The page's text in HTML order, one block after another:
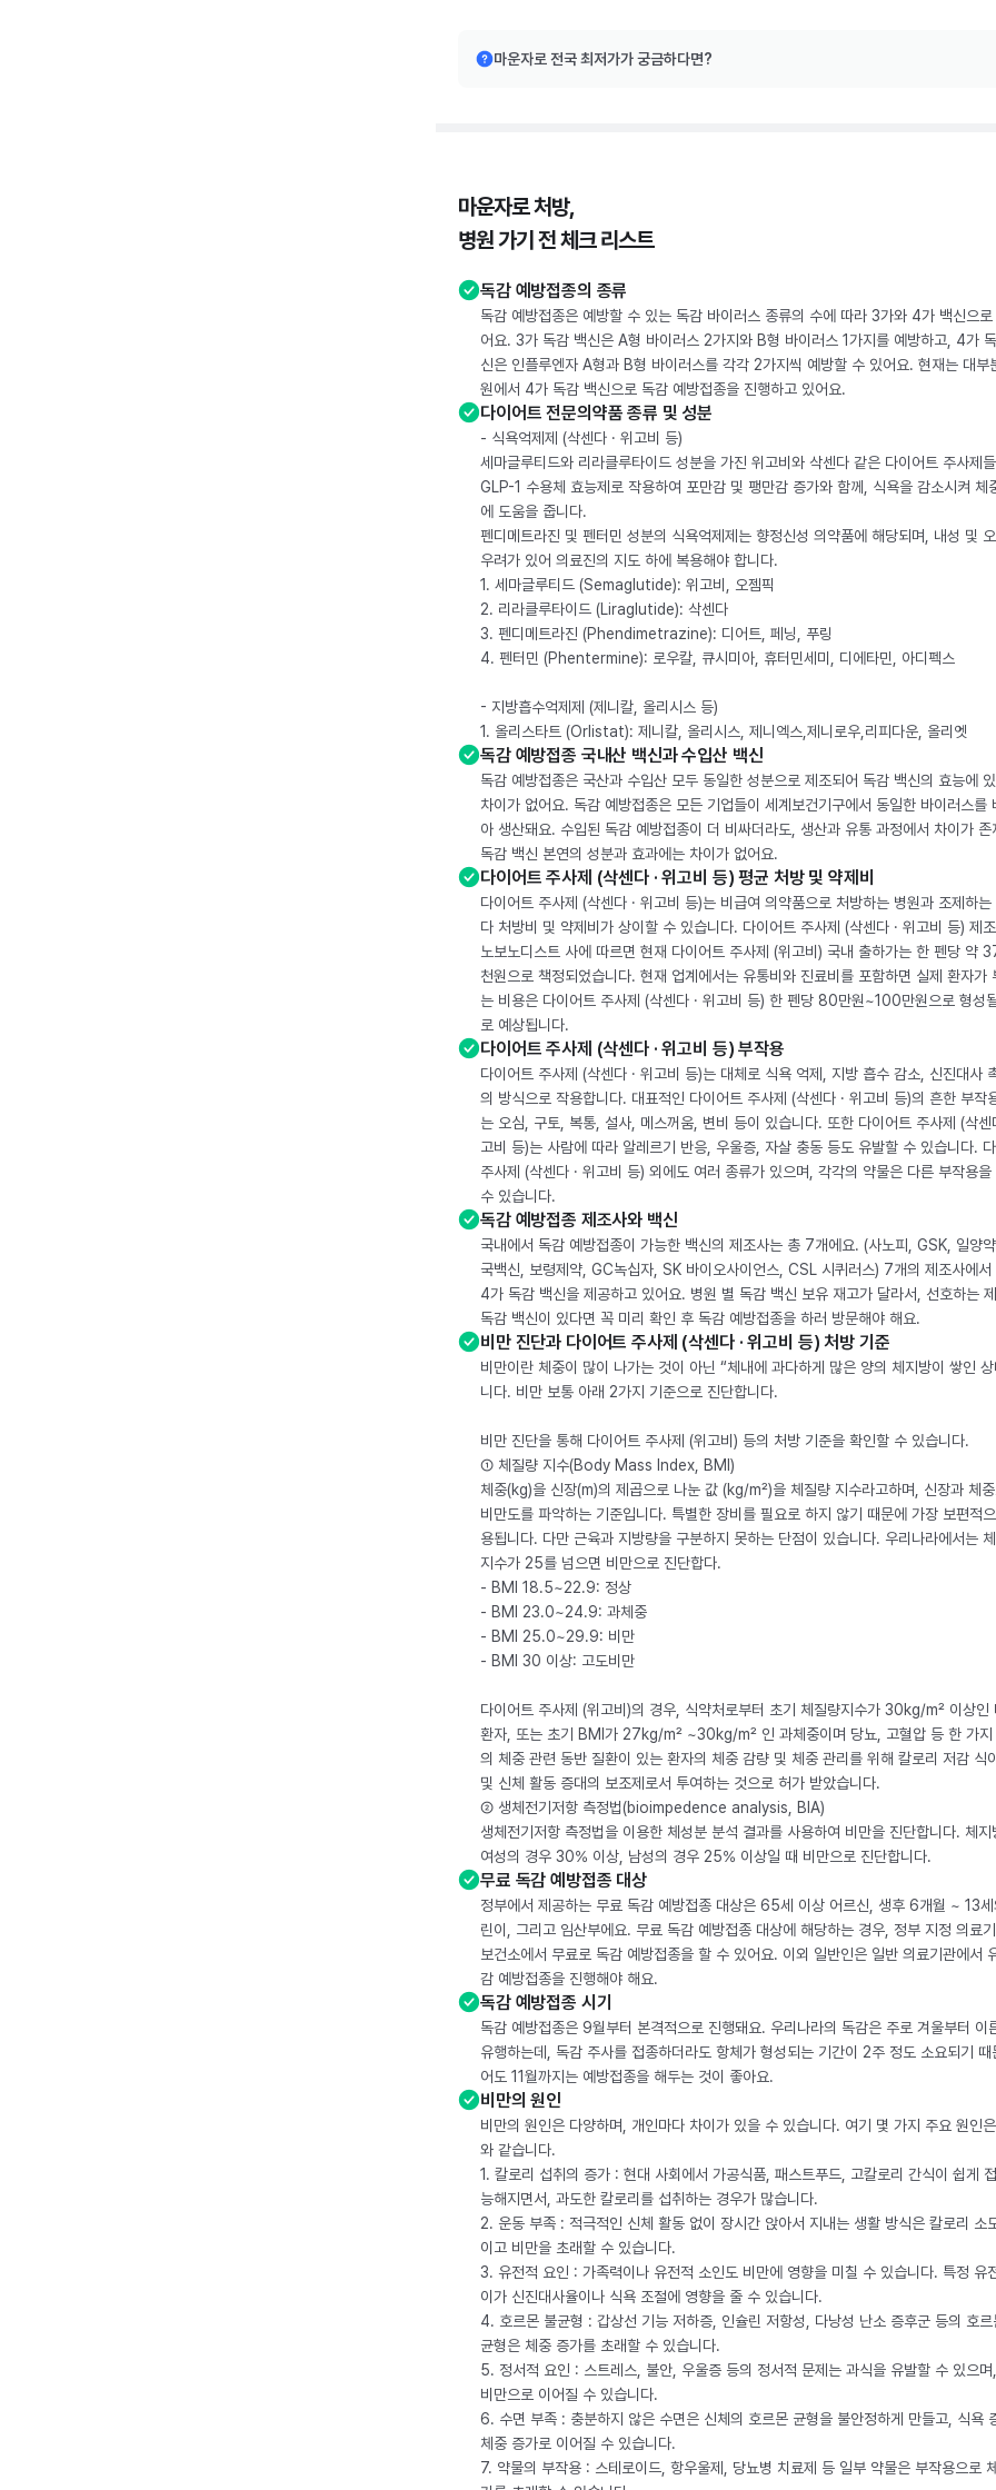
마운자로 전국 최저가가 궁금하다면?
마운자로 처방,
병원 가기 전 체크 리스트
독감 예방접종의 종류
독감 예방접종은 예방할 수 있는 독감 바이러스 종류의 수에 따라 3가와 4가 백신으로
어요. 3가 독감 백신은 A형 바이러스 2가지와 B형 바이러스 1가지를 예방하고, 4가
신은 인플루엔자 A형과 B형 바이러스를 각각 2가지씩 예방할 수 있어요. 현재는 대부
원에서 4가 독감 백신으로 독감 예방접종을 진행하고 있어요.
다이어트 전문의약품 종류 및 성분
- 식욕억제제 (삭센다 · 위고비 등)
세마글루티드와 리라클루타이드 성분을 가진 위고비와 삭센다 같은 다이어트 주사제
GLP-1 수용체 효능제로 작용하여 포만감 및 팽만감 증가와 함께, 식욕을 감소시켜 체
에 도움을 줍니다.
펜디메트라진 및 펜터민 성분의 식욕억제제는 향정신성 의약품에 해당되며, 내성 및
우려가 있어 의료진의 지도 하에 복용해야 합니다.
1. 세마글루티드 (Semaglutide): 위고비, 오젬픽
2. 리라클루타이드 (Liraglutide): 삭센다
3. 펜디메트라진 (Phendimetrazine): 디어트, 페닝, 푸링
4. 펜터민 (Phentermine): 로우칼, 큐시미아, 휴터민세미, 디에타민, 아디펙스
- 지방흡수억제제 (제니칼, 올리시스 등)
1. 올리스타트 (Orlistat): 제니칼, 올리시스, 제니엑스,제니로우,리피다운, 올리엣
독감 예방접종 국내산 백신과 수입산 백신
독감 예방접종은 국산과 수입산 모두 동일한 성분으로 제조되어 독감 백신의 효능에
차이가 없어요. 독감 예방접종은 모든 기업들이 세계보건기구에서 동일한 바이러스를
아 생산돼요. 수입된 독감 예방접종이 더 비싸더라도, 생산과 유통 과정에서 차이가 존
독감 백신 본연의 성분과 효과에는 차이가 없어요.
다이어트 주사제 (삭센다 · 위고비 등) 평균 처방 및 약제비
다이어트 주사제 (삭센다 · 위고비 등)는 비급여 의약품으로 처방하는 병원과 조제하는
다 처방비 및 약제비가 상이할 수 있습니다. 다이어트 주사제 (삭센다 · 위고비 등) 제
노보노디스트 사에 따르면 현재 다이어트 주사제 (위고비) 국내 출하가는 한 펜당 약
천원으로 책정되었습니다. 현재 업계에서는 유통비와 진료비를 포함하면 실제 환자가
는 비용은 다이어트 주사제 (삭센다 · 위고비 등) 한 펜당 80만원~100만원으로 형성
로 예상됩니다.
다이어트 주사제 (삭센다 · 위고비 등) 부작용
다이어트 주사제 (삭센다 · 위고비 등)는 대체로 식욕 억제, 지방 흡수 감소, 신진대사
의 방식으로 작용합니다. 대표적인 다이어트 주사제 (삭센다 · 위고비 등)의 흔한 부작
는 오심, 구토, 복통, 설사, 메스꺼움, 변비 등이 있습니다. 또한 다이어트 주사제 (삭센
고비 등)는 사람에 따라 알레르기 반응, 우울증, 자살 충동 등도 유발할 수 있습니다.
주사제 (삭센다 · 위고비 등) 외에도 여러 종류가 있으며, 각각의 약물은 다른 부작용을
수 있습니다.
독감 예방접종 제조사와 백신
국내에서 독감 예방접종이 가능한 백신의 제조사는 총 7개에요. (사노피, GSK, 일양
국백신, 보령제약, GC녹십자, SK 바이오사이언스, CSL 시퀴러스) 7개의 제조사에서
4가 독감 백신을 제공하고 있어요. 병원 별 독감 백신 보유 재고가 달라서, 선호하는
독감 백신이 있다면 꼭 미리 확인 후 독감 예방접종을 하러 방문해야 해요.
비만 진단과 다이어트 주사제 (삭센다 · 위고비 등) 처방 기준
비만이란 체중이 많이 나가는 것이 아닌 “체내에 과다하게 많은 양의 체지방이 쌓인
니다. 비만 보통 아래 2가지 기준으로 진단합니다.
비만 진단을 통해 다이어트 주사제 (위고비) 등의 처방 기준을 확인할 수 있습니다.
① 체질량 지수(Body Mass Index, BMI)
체중(kg)을 신장(m)의 제곱으로 나눈 값 (kg/m²)을 체질량 지수라고하며, 신장과 체
비만도를 파악하는 기준입니다. 특별한 장비를 필요로 하지 않기 때문에 가장 보편적
용됩니다. 다만 근육과 지방량을 구분하지 못하는 단점이 있습니다. 우리나라에서는
지수가 25를 넘으면 비만으로 진단합다.
- BMI 18.5~22.9: 정상
- BMI 23.0~24.9: 과체중
- BMI 25.0~29.9: 비만
- BMI 30 이상: 고도비만
다이어트 주사제 (위고비)의 경우, 식약처로부터 초기 체질량지수가 30kg/m² 이상인
환자, 또는 초기 BMI가 27kg/m² ~30kg/m² 인 과체중이며 당뇨, 고혈압 등 한 가지
의 체중 관련 동반 질환이 있는 환자의 체중 감량 및 체중 관리를 위해 칼로리 저감 식
및 신체 활동 증대의 보조제로서 투여하는 것으로 허가 받았습니다.
② 생체전기저항 측정법(bioimpedence analysis, BIA)
생체전기저항 측정법을 이용한 체성분 분석 결과를 사용하여 비만을 진단합니다. 체지
여성의 경우 30% 이상, 남성의 경우 25% 이상일 때 비만으로 진단합니다.
무료 독감 예방접종 대상
정부에서 제공하는 무료 독감 예방접종 대상은 65세 이상 어르신, 생후 6개월 ~ 13
린이, 그리고 임산부에요. 무료 독감 예방접종 대상에 해당하는 경우, 정부 지정 의료
보건소에서 무료로 독감 예방접종을 할 수 있어요. 이외 일반인은 일반 의료기관에서
감 예방접종을 진행해야 해요.
독감 예방접종 시기
독감 예방접종은 9월부터 본격적으로 진행돼요. 우리나라의 독감은 주로 겨울부터 이
유행하는데, 독감 주사를 접종하더라도 항체가 형성되는 기간이 2주 정도 소요되기 때
어도 11월까지는 예방접종을 해두는 것이 좋아요.
비만의 원인
비만의 원인은 다양하며, 개인마다 차이가 있을 수 있습니다. 여기 몇 가지 주요 원인
와 같습니다.
1. 칼로리 섭취의 증가 : 현대 사회에서 가공식품, 패스트푸드, 고칼로리 간식이 쉽게
능해지면서, 과도한 칼로리를 섭취하는 경우가 많습니다.
2. 운동 부족 : 적극적인 신체 활동 없이 장시간 앉아서 지내는 생활 방식은 칼로리 소
이고 비만을 초래할 수 있습니다.
3. 유전적 요인 : 가족력이나 유전적 소인도 비만에 영향을 미칠 수 있습니다. 특정 유
이가 신진대사율이나 식욕 조절에 영향을 줄 수 있습니다.
4. 호르몬 불균형 : 갑상선 기능 저하증, 인슐린 저항성, 다낭성 난소 증후군 등의 호르
균형은 체중 증가를 초래할 수 있습니다.
5. 정서적 요인 : 스트레스, 불안, 우울증 등의 정서적 문제는 과식을 유발할 수 있으
비만으로 이어질 수 있습니다.
6. 수면 부족 : 충분하지 않은 수면은 신체의 호르몬 균형을 불안정하게 만들고, 식욕
체중 증가로 이어질 수 있습니다.
7. 약물의 부작용 : 스테로이드, 항우울제, 당뇨병 치료제 등 일부 약물은 부작용으로